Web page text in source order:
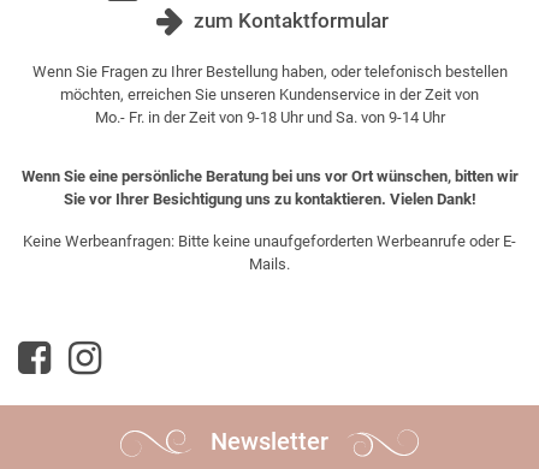
zum Kontaktformular
Wenn Sie Fragen zu Ihrer Bestellung haben, oder telefonisch bestellen
möchten, erreichen Sie unseren Kundenservice in der Zeit von
Mo.- Fr. in der Zeit von 9-18 Uhr und Sa. von 9-14 Uhr
Wenn Sie eine persönliche Beratung bei uns vor Ort wünschen, bitten wir
Sie vor Ihrer Besichtigung uns zu kontaktieren. Vielen Dank!
Keine Werbeanfragen: Bitte keine unaufgeforderten Werbeanrufe oder E-
Mails.
Newsletter